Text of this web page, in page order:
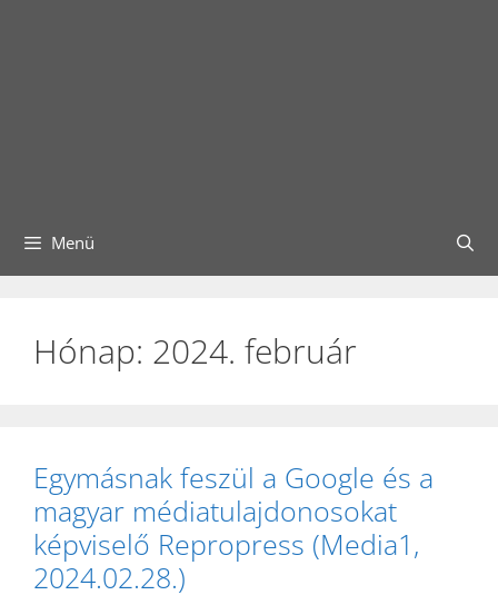
Menü
Hónap: 2024. február
Egymásnak feszül a Google és a
magyar médiatulajdonosokat
képviselő Repropress (Media1,
2024.02.28.)